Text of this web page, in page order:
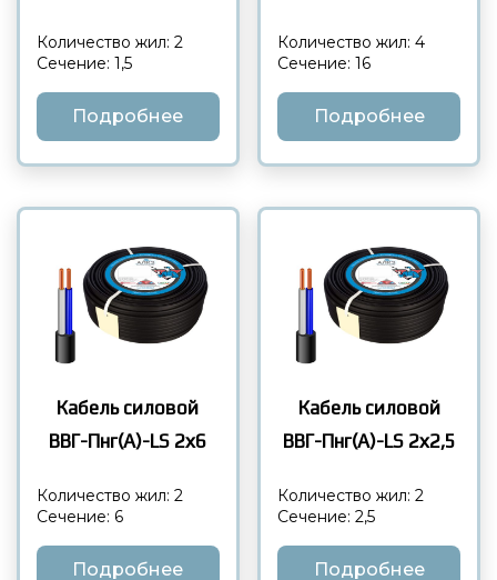
Количество жил: 2
Сечение: 1,5
Подробнее
Количество жил: 4
Сечение: 16
Подробнее
Кабель силовой
ВВГ-Пнг(А)-LS 2х6
Количество жил: 2
Сечение: 6
Подробнее
Кабель силовой
ВВГ-Пнг(А)-LS 2х2,5
Количество жил: 2
Сечение: 2,5
Подробнее